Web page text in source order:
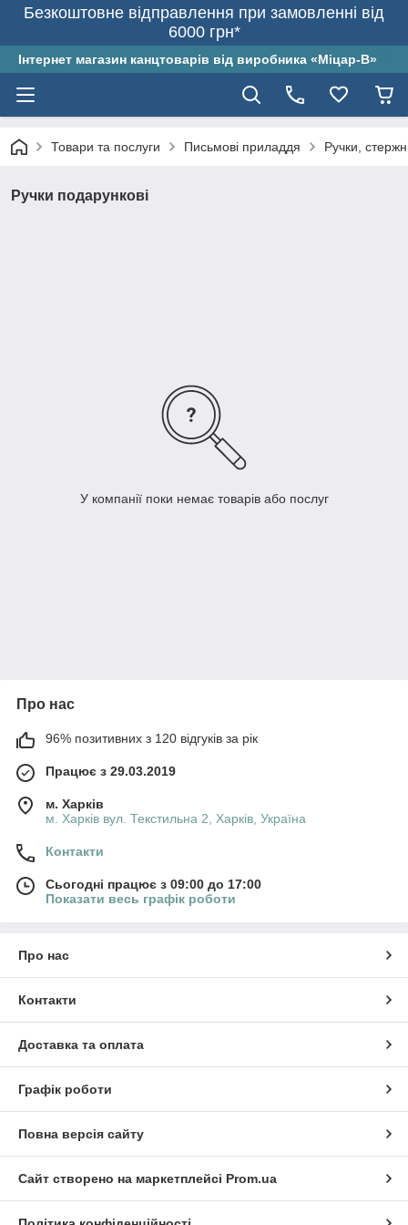
Безкоштовне відправлення при замовленні від
6000 грн*
Інтернет магазин канцтоварів від виробника «Міцар-В»
Товари та послуги Письмові приладдя Ручки,
Ручки подарункові
У компанії поки немає товарів або послуг
Про нас
96% позитивних з 120 відгуків за рік
Працює з 29.03.2019
м. Харків
м. Харків вул. Текстильна 2, Харків, Україна
Контакти
Сьогодні працює з 09:00 до 17:00
Показати весь графік роботи
Про нас
Контакти
Доставка та оплата
Графік роботи
Повна версія сайту
Сайт створено на маркетплейсі Prom.ua